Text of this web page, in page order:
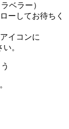
ベラー）
ーしてお待ちく
イコンに
。